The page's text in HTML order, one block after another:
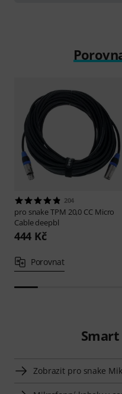
204
pro snakeTPM 20,0 CC Micro
Cable deepbl
444 Kč
Porovnat
Zobrazit pro snake